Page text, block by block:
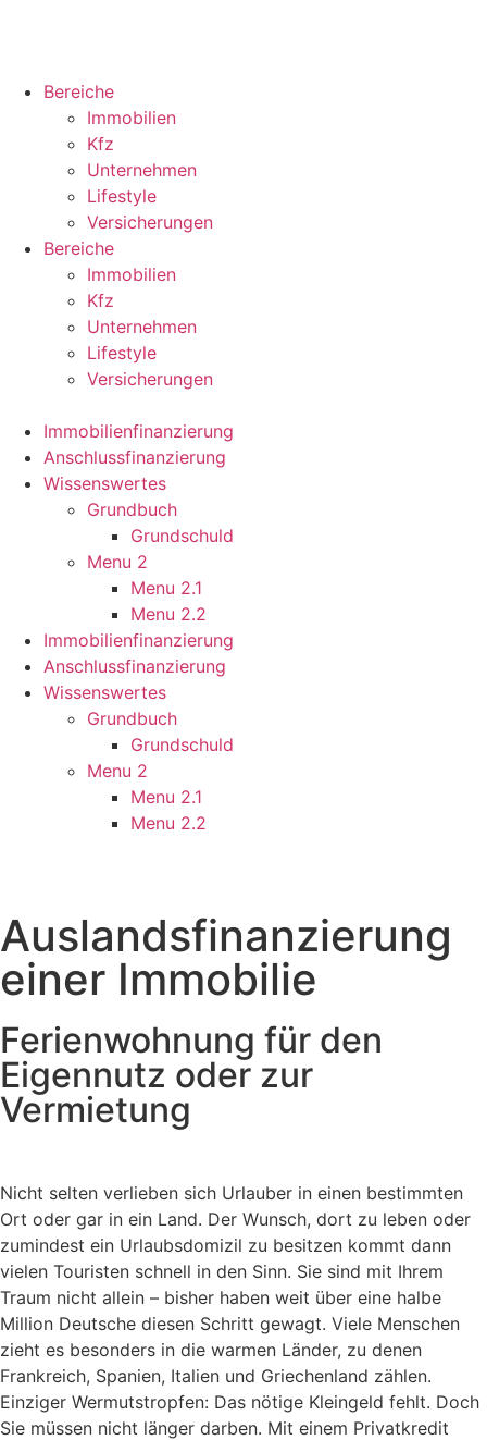
Bereiche
Immobilien
Kfz
Unternehmen
Lifestyle
Versicherungen
Bereiche
Immobilien
Kfz
Unternehmen
Lifestyle
Versicherungen
Immobilienfinanzierung
Anschlussfinanzierung
Wissenswertes
Grundbuch
Grundschuld
Menu 2
Menu 2.1
Menu 2.2
Immobilienfinanzierung
Anschlussfinanzierung
Wissenswertes
Grundbuch
Grundschuld
Menu 2
Menu 2.1
Menu 2.2
Auslandsfinanzierung
einer Immobilie
Ferienwohnung für den
Eigennutz oder zur
Vermietung
Nicht selten verlieben sich Urlauber in einen bestimmten
Ort oder gar in ein Land. Der Wunsch, dort zu leben oder
zumindest ein Urlaubsdomizil zu besitzen kommt dann
vielen Touristen schnell in den Sinn. Sie sind mit Ihrem
Traum nicht allein – bisher haben weit über eine halbe
Million Deutsche diesen Schritt gewagt. Viele Menschen
zieht es besonders in die warmen Länder, zu denen
Frankreich, Spanien, Italien und Griechenland zählen.
Einziger Wermutstropfen: Das nötige Kleingeld fehlt. Doch
Sie müssen nicht länger darben. Mit einem Privatkredit